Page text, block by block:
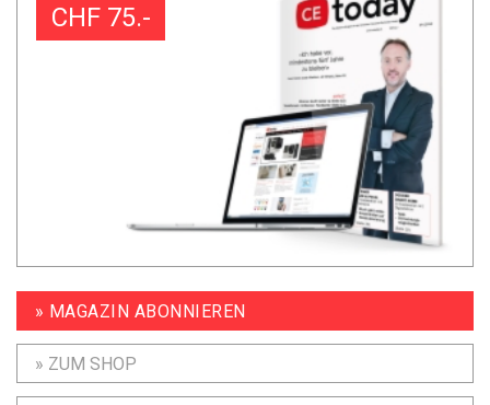
CHF 75.-
» MAGAZIN ABONNIEREN
» ZUM SHOP